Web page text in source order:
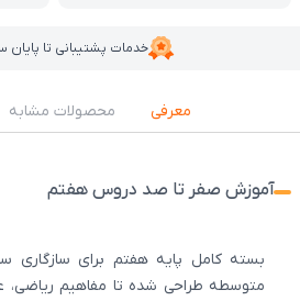
خدمات پشتیبانی تا
معرفی محصولات مشابه
آموزش صفر تا صد دروس هفتم
بسته کامل پایه هفتم برای سازگاری
متوسطه طراحی شده تا مفاهیم ریاضی،